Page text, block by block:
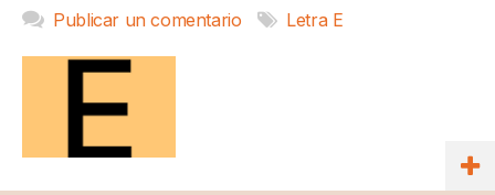
Publicar un comentario Letra E